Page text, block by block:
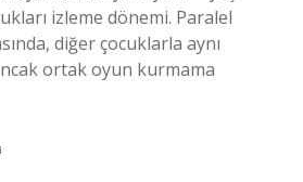
izleme dönemi. Paralel
diğer çocuklarla aynı
ortak oyun kurmama